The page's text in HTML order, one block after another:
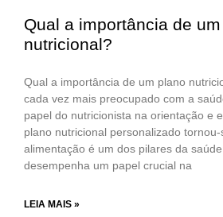
Qual a importância de
nutricional?
Qual a importância de um plano
cada vez mais preocupado com a
papel do nutricionista na orientação e
plano nutricional personalizado
alimentação é um dos pilares da
desempenha um papel crucial na
LEIA MAIS »